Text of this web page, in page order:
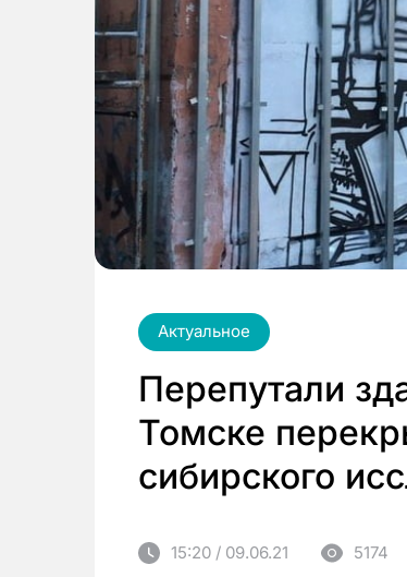
Актуальное
Перепутали
Томске
сибирского
15:20 / 09.06.21 5174